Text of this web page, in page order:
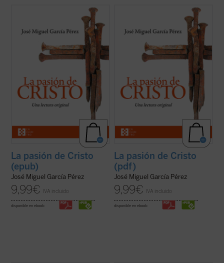
pasión de Cristo que aparecen en los
llamativas diferencias, incluso
pasajes narrados en ellos. El autor de este
(ver ficha)
La pasión de Cristo
(epub)
José Miguel García Pérez
9,99€ IVA incluido
disponible en ebook:
pasión de Cristo que aparecen en los
llamativas diferencias, incluso
pasajes narrados en ellos. El autor de este
(ver ficha)
La pasión de Cristo
(pdf)
José Miguel García Pérez
9,99€ IVA incluido
disponible en ebook: